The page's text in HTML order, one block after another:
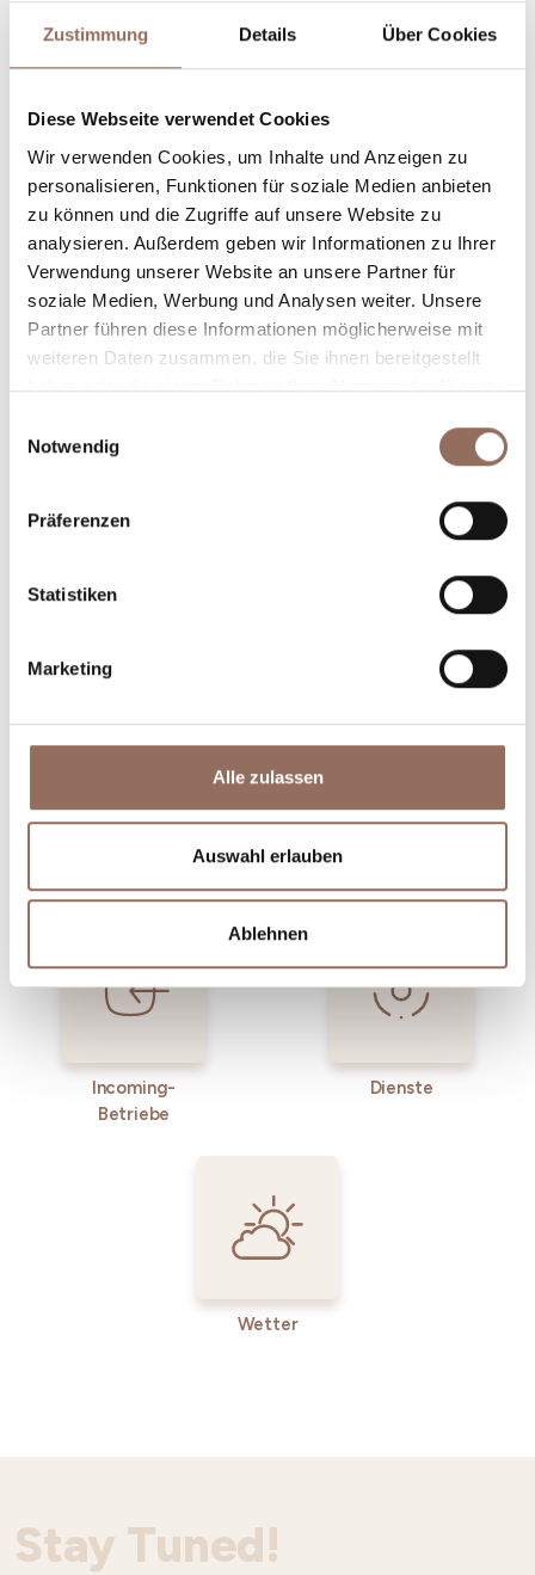
Zustimmung Details Über Cookies
Diese Webseite verwendet Cookies
Wir verwenden Cookies, um Inhalte und Anzeigen zu
personalisieren, Funktionen für soziale Medien anbieten
zu können und die Zugriffe auf unsere Website zu
analysieren. Außerdem geben wir Informationen zu Ihrer
Verwendung unserer Website an unsere Partner für
soziale Medien, Werbung und Analysen weiter. Unsere
Partner führen diese Informationen möglicherweise mit
weiteren Daten zusammen, die Sie ihnen bereitgestellt
haben oder die sie im Rahmen Ihrer Nutzung der Dienste
Notwendig
Präferenzen
Statistiken
Marketing
Alle zulassen
Auswahl erlauben
Ablehnen
Unterkunftskapazität
Rooms number: 11
Anzahl Wohnungen:1
Anzahl Badezimmer:11
Beds number:25
Plane, wo du übernachtest und isst, was du in jedem
Winkel des Langhe Monferrato Roero unternehmen
willst, mit einem Blick aufs Wetter in Echtzeit.
Incoming-
Betriebe
Dienste
Wetter
Stay Tuned!